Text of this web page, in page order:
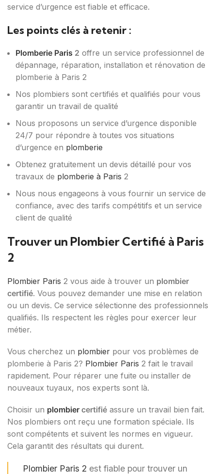
service d’urgence est fiable et efficace.
Les points clés à retenir :
Plomberie Paris 2 offre un service professionnel de
dépannage, réparation, installation et rénovation de
plomberie à Paris 2
Nos plombiers sont certifiés et qualifiés pour vous
garantir un travail de qualité
Nous proposons un service d’urgence disponible
24/7 pour répondre à toutes vos situations
d’urgence en plomberie
Obtenez gratuitement un devis détaillé pour vos
travaux de plomberie à Paris 2
Nous nous engageons à vous fournir un service de
confiance, avec des tarifs compétitifs et un service
client de qualité
Trouver un Plombier Certifié à Paris
2
Plombier Paris 2 vous aide à trouver un plombier
certifié. Vous pouvez demander une mise en relation
ou un devis. Ce service sélectionne des professionnels
qualifiés. Ils respectent les règles pour exercer leur
métier.
Vous cherchez un plombier pour vos problèmes de
plomberie à Paris 2? Plombier Paris 2 fait le travail
rapidement. Pour réparer une fuite ou installer de
nouveaux tuyaux, nos experts sont là.
Choisir un plombier certifié assure un travail bien fait.
Nos plombiers ont reçu une formation spéciale. Ils
sont compétents et suivent les normes en vigueur.
Cela garantit des résultats qui durent.
Plombier Paris 2 est fiable pour trouver un